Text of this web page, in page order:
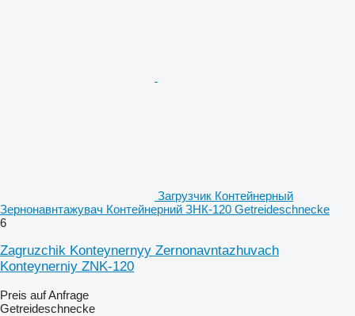
Загрузчик Контейнерный
Зернонавнтажувач Контейнерний ЗНК-120 Getreideschnecke
6
Zagruzchik Konteynernyy Zernonavntazhuvach
Konteynerniy ZNK-120
Preis auf Anfrage
Getreideschnecke